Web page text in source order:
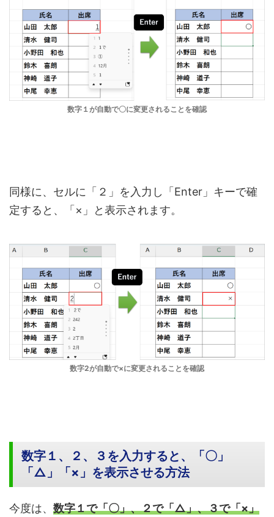
数字１が自動で〇に変更されることを確認
同様に、セルに「２」を入力し「Enter」キーで確
定すると、「×」と表示されます。
数字2が自動で×に変更されることを確認
数字１、２、３を入力すると、「〇」
「△」「×」を表示させる方法
今度は、 数字１で「〇」、２で「△」、３で「×」